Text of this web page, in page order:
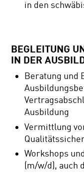
in den
BEGLEITUNG
IN DER
Beratung und
Ausbildung
Vermittlung
Workshops
(m/w/d), auch